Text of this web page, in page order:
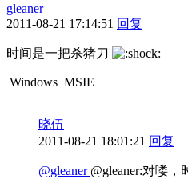
gleaner
2011-08-21 17:14:51 回复
时间是一把杀猪刀
Windows MSIE
晓伍
2011-08-21 18:01:21 回复
@gleaner @gleaner:对喽